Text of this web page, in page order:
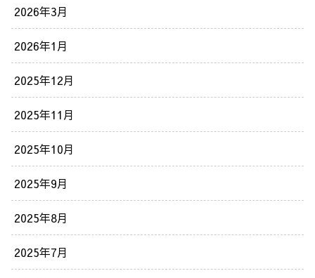
2026年3月
2026年1月
2025年12月
2025年11月
2025年10月
2025年9月
2025年8月
2025年7月